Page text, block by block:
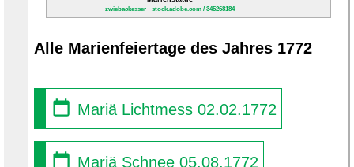
zwiebackesser - stock.adobe.com / 345268184
Alle Marienfeiertage des Jahres 1772
Mariä Lichtmess 02.02.1772
Mariä Schnee 05.08.1772